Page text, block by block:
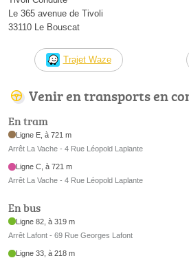
Le 365 avenue de Tivoli
33110 Le Bouscat
Trajet Waze
Venir en transports en
En tram
Ligne E, à 721 m
Arrêt La Vache - 4 Rue Léopold Laplante
Ligne C, à 721 m
Arrêt La Vache - 4 Rue Léopold Laplante
En bus
Ligne 82, à 319 m
Arrêt Lafont - 69 Rue Georges Lafont
Ligne 33, à 218 m